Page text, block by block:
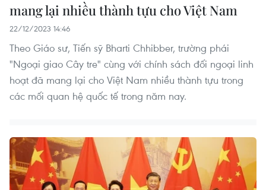
mang lại nhiều thành tựu cho Việt Nam
22/12/2023 14:46
Theo Giáo sư, Tiến sỹ Bharti Chhibber, trường phái
"Ngoại giao Cây tre" cùng với chính sách đối ngoại linh
hoạt đã mang lại cho Việt Nam nhiều thành tựu trong
các mối quan hệ quốc tế trong năm nay.